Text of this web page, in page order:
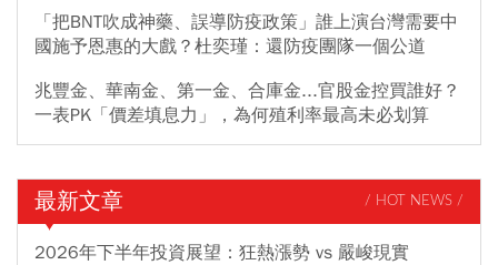
「把BNT吹成神藥、誤導防疫政策」誰上演台灣需要中
國施予恩惠的大戲？杜奕瑾：還防疫團隊一個公道
兆豐金、華南金、第一金、合庫金...官股金控買誰好？
一表PK「價差填息力」，為何殖利率最高未必划算
最新文章 / HOT NEWS /
2026年下半年投資展望：狂熱漲勢 vs 嚴峻現實